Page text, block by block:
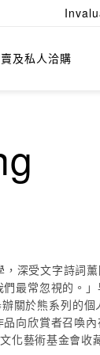
及私人洽購
深受文字詩詞
最常忽視的。
關於熊系列的個
向欣賞者召喚
化藝術基金會收